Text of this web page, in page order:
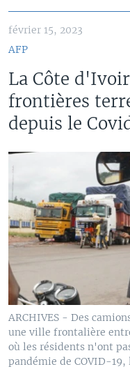
février 15, 2023
AFP
La Côte
frontières
depuis le
ARCHIVES - Des
une ville frontalière
où les résidents n'ont
pandémie de COVID-19,